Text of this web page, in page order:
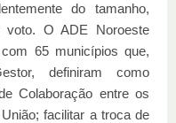
do tamanho,
O ADE Noroeste
65 municípios que,
definiram como
Colaboração entre os
facilitar a troca de